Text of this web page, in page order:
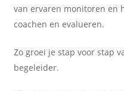
van ervaren monitoren en
coachen en evalueren.
Zo groei je stap voor stap
begeleider.